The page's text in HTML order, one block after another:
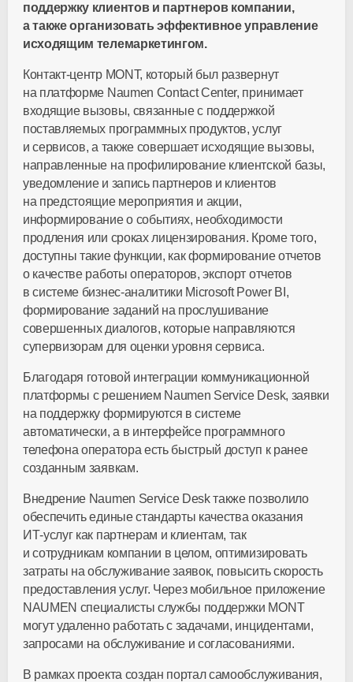
поддержку клиентов и партнеров компании,
а также организовать эффективное управление
исходящим телемаркетингом.
Контакт-центрMONT, который был развернут
на платформе Naumen Contact Center, принимает
входящие вызовы, связанные с поддержкой
поставляемых программных продуктов, услуг
и сервисов, а также совершает исходящие вызовы,
направленные на профилирование клиентской базы,
уведомление и запись партнеров и клиентов
на предстоящие мероприятия и акции,
информирование о событиях, необходимости
продления или сроках лицензирования. Кроме того,
доступны такие функции, как формирование отчетов
о качестве работы операторов, экспорт отчетов
в системе бизнес-аналитики Microsoft Power BI,
формирование заданий на прослушивание
совершенных диалогов, которые направляются
супервизорам для оценки уровня сервиса.
Благодаря готовой интеграции коммуникационной
платформы с решением Naumen Service Desk, заявки
на поддержку формируются в системе
автоматически, а в интерфейсе программного
телефона оператора есть быстрый доступ к ранее
созданным заявкам.
Внедрение Naumen Service Desk также позволило
обеспечить единые стандарты качества оказания
ИТ-услугкак партнерам и клиентам, так
и сотрудникам компании в целом, оптимизировать
затраты на обслуживание заявок, повысить скорость
предоставления услуг. Через мобильное приложение
NAUMEN специалисты службы поддержки MONT
могут удаленно работать с задачами, инцидентами,
запросами на обслуживание и согласованиями.
В рамках проекта создан портал самообслуживания,